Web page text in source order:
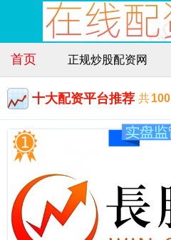
首页 正规炒股配资网
十大配资平台推荐 共100